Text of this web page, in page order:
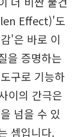
Effect)'도
'은 바로 이
을 증명하는
구로 기능하
이의 간극은
넘을 수 있
셈입니다.